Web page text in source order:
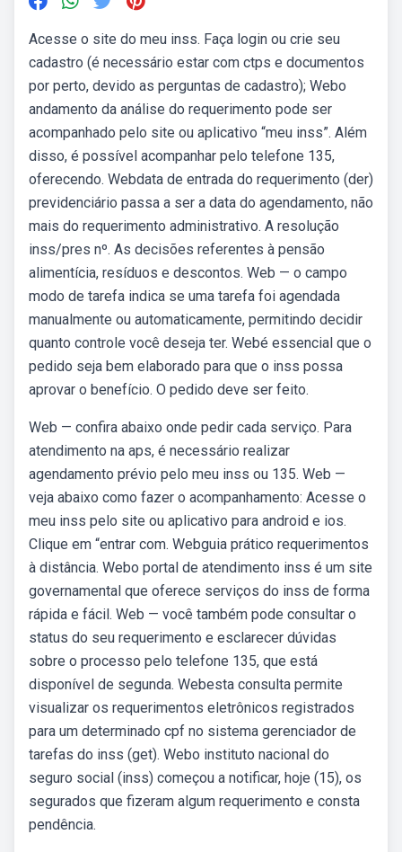
Acesse o site do meu inss. Faça login ou crie seu
cadastro (é necessário estar com ctps e documentos
por perto, devido as perguntas de cadastro); Webo
andamento da análise do requerimento pode ser
acompanhado pelo site ou aplicativo “meu inss”. Além
disso, é possível acompanhar pelo telefone 135,
oferecendo. Webdata de entrada do requerimento (der)
previdenciário passa a ser a data do agendamento, não
mais do requerimento administrativo. A resolução
inss/pres nº. As decisões referentes à pensão
alimentícia, resíduos e descontos. Web — o campo
modo de tarefa indica se uma tarefa foi agendada
manualmente ou automaticamente, permitindo decidir
quanto controle você deseja ter. Webé essencial que o
pedido seja bem elaborado para que o inss possa
aprovar o benefício. O pedido deve ser feito.
Web — confira abaixo onde pedir cada serviço. Para
atendimento na aps, é necessário realizar
agendamento prévio pelo meu inss ou 135. Web —
veja abaixo como fazer o acompanhamento: Acesse o
meu inss pelo site ou aplicativo para android e ios.
Clique em “entrar com. Webguia prático requerimentos
à distância. Webo portal de atendimento inss é um site
governamental que oferece serviços do inss de forma
rápida e fácil. Web — você também pode consultar o
status do seu requerimento e esclarecer dúvidas
sobre o processo pelo telefone 135, que está
disponível de segunda. Webesta consulta permite
visualizar os requerimentos eletrônicos registrados
para um determinado cpf no sistema gerenciador de
tarefas do inss (get). Webo instituto nacional do
seguro social (inss) começou a notificar, hoje (15), os
segurados que fizeram algum requerimento e consta
pendência.